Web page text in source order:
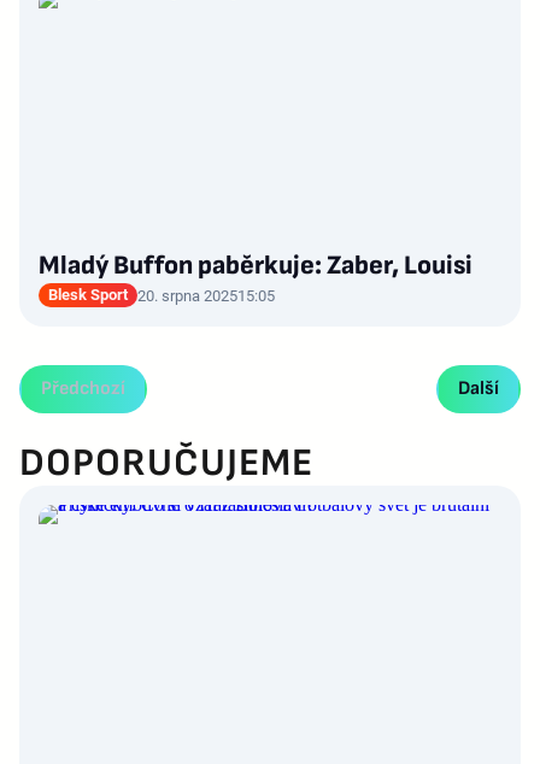
Mladý Buffon paběrkuje: Zaber, Louisi
Blesk Sport 20. srpna 202515:05
Předchozí Další
DOPORUČUJEME